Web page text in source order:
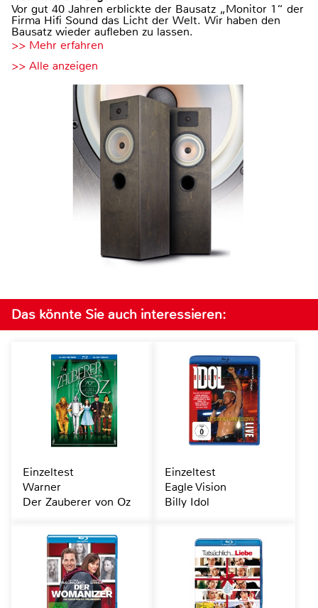
Vor gut 40 Jahren erblickte der Bausatz „Monitor 1“ der
Firma Hifi Sound das Licht der Welt. Wir haben den
Bausatz wieder aufleben zu lassen.
>> Mehr erfahren
>> Alle anzeigen
Das könnte Sie auch interessieren:
Einzeltest
Warner
Der Zauberer von Oz
Einzeltest
Eagle Vision
Billy Idol